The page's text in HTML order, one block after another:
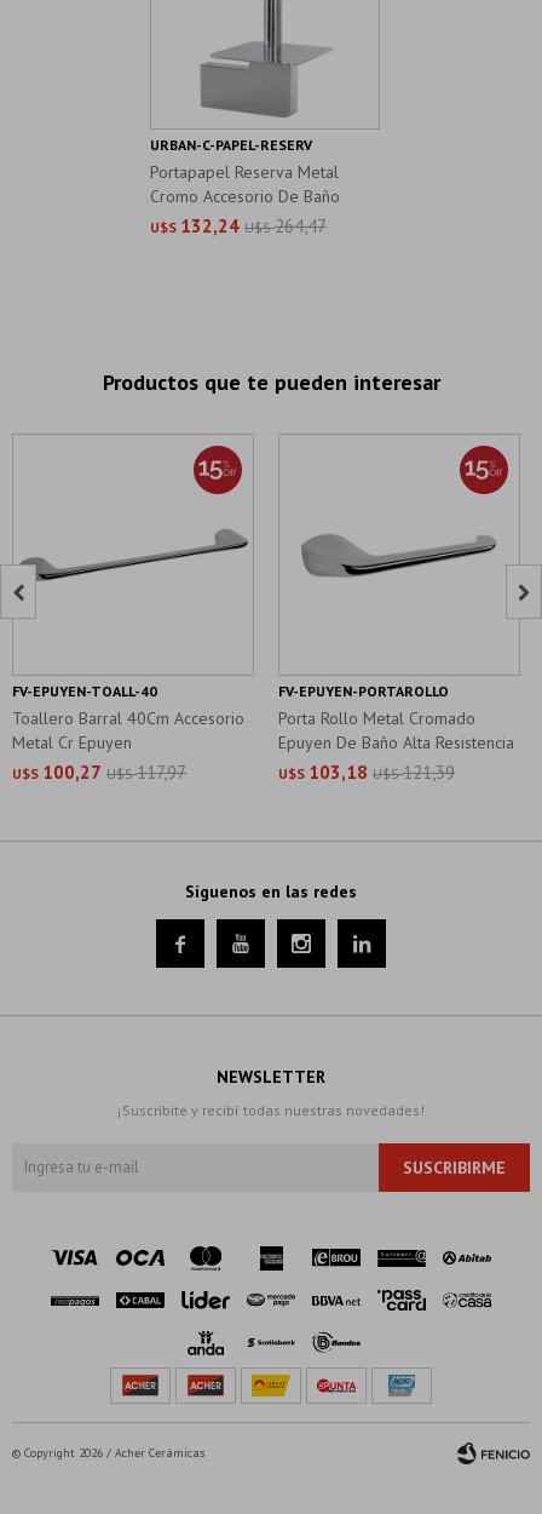
Portapapel Reserva Metal
Cromo Accesorio De Baño
Pared
U$S 132,24 U$S 264,47
URBAN-C-PAPEL-RESERV
Productos que te pueden interesar
Toallero Barral 40Cm Accesorio
Metal Cr Epuyen
U$S 100,27 U$S 117,97
FV-EPUYEN-TOALL-40
Porta Rollo Metal Cromado
Epuyen De Baño Alta Resistencia
U$S 103,18 U$S 121,39
FV-EPUYEN-PORTAROLLO
 
Síguenos en las redes
   
NEWSLETTER
¡Suscribite y recibí todas nuestras novedades!
SUSCRIBIRME
© Copyright 2026 / Acher Cerámicas